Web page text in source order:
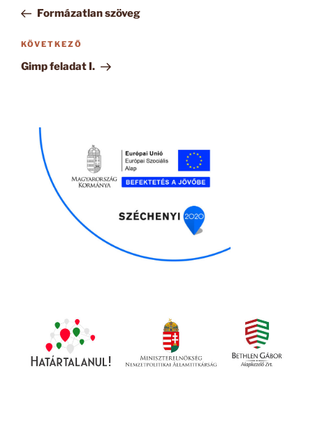
bejegyzés
Formázatlan szöveg
Következő
bejegyzés
KÖVETKEZŐ
Gimp feladat I.